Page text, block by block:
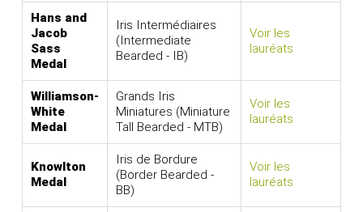
Hans and
Jacob
Sass
Medal
Iris Intermédiaires
(Intermediate
Bearded - IB)
Voir les
lauréats
Williamson-
White
Medal
Grands Iris
Miniatures (Miniature
Tall Bearded - MTB)
Voir les
lauréats
Knowlton
Medal
Iris de Bordure
(Border Bearded -
BB)
Voir les
lauréats